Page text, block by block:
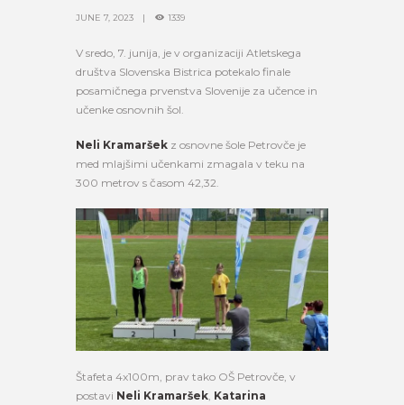
JUNE 7, 2023 1339
V sredo, 7. junija, je v organizaciji Atletskega
društva Slovenska Bistrica potekalo finale
posamičnega prvenstva Slovenije za učence in
učenke osnovnih šol.
Neli Kramaršek z osnovne šole Petrovče je
med mlajšimi učenkami zmagala v teku na
300 metrov s časom 42,32.
Štafeta 4x100m, prav tako OŠ Petrovče, v
postavi Neli Kramaršek Katarina